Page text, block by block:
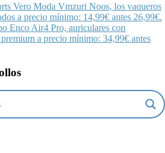
Vero Moda Vmzuri Noos, los vaqueros
a precio mínimo: 14,99€ antes 26,99€.
Enco Air4 Pro, auriculares con
a precio mínimo: 34,99€ antes